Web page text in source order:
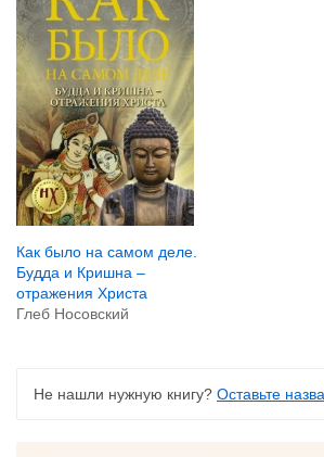
Как было на самом деле.
Будда и Кришна –
отражения Христа
Глеб Носовский
Не нашли нужную книгу? Оставьте